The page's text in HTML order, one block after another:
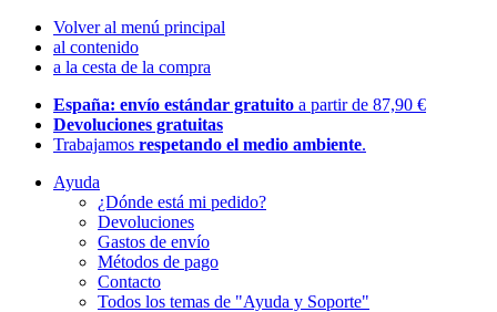
Volver al menú principal
al contenido
a la cesta de la compra
España: envío estándar gratuito a partir de 87,90 €
Devoluciones gratuitas
Trabajamos respetando el medio ambiente.
Ayuda
¿Dónde está mi pedido?
Devoluciones
Gastos de envío
Métodos de pago
Contacto
Todos los temas de "Ayuda y Soporte"